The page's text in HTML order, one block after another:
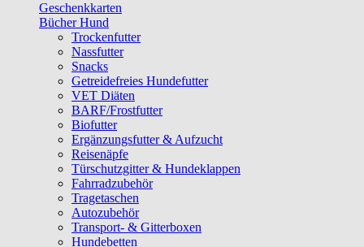
Geschenkkarten
Bücher Hund
Trockenfutter
Nassfutter
Snacks
Getreidefreies Hundefutter
VET Diäten
BARF/Frostfutter
Biofutter
Ergänzungsfutter & Aufzucht
Reisenäpfe
Türschutzgitter & Hundeklappen
Fahrradzubehör
Tragetaschen
Autozubehör
Transport- & Gitterboxen
Hundebetten